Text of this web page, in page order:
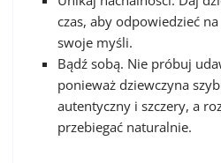
czas, aby odpowiedzieć
swoje myśli.
Bądź sobą. Nie próbuj
ponieważ dziewczyna
autentyczny i szczery, a
przebiegać naturalnie.